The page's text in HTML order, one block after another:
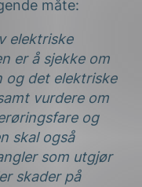
måte:
elektriske
er å sjekke om
og det elektriske
vurdere om
og
skal også
som utgjør
skader på